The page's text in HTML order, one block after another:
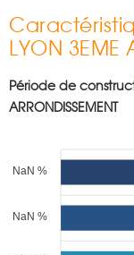
LYON 3EME
Période de
ARRONDISSEMENT
NaN %
NaN %